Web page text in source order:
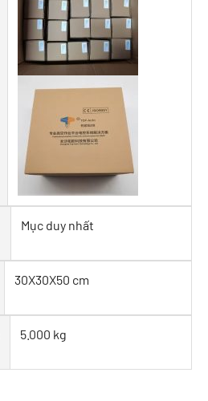
Mục duy nhất
30X30X50 cm
5.000 kg